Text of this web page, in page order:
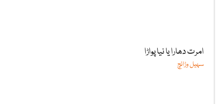
امرت دھارا یا نیا پواڑا
سہیل وڑائچ